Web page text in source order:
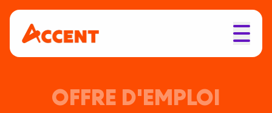
OFFRE D'EMPLOI